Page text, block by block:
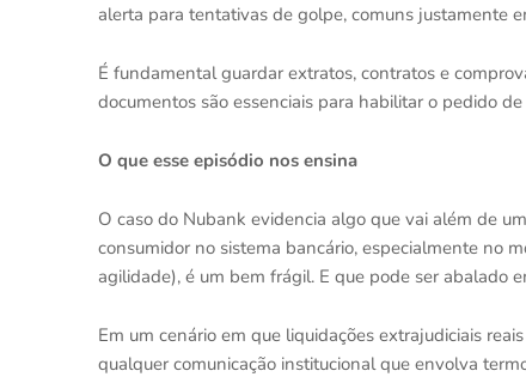
alerta para tentativas de golpe, comuns justamente
É fundamental guardar extratos, contratos e
documentos são essenciais para habilitar o pedido
O que esse episódio nos ensina
O caso do Nubank evidencia algo que vai além de
consumidor no sistema bancário, especialmente no
agilidade), é um bem frágil. E que pode ser abalado
Em um cenário em que liquidações extrajudiciais
qualquer comunicação institucional que envolva